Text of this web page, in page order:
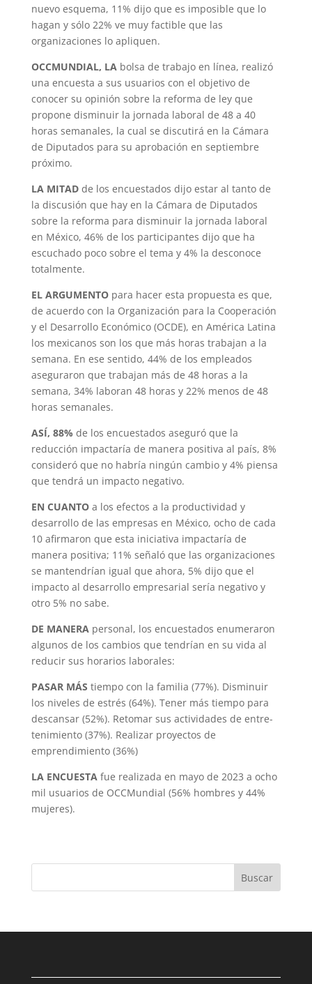
nuevo esquema, 11% dijo que es imposible que lo
hagan y sólo 22% ve muy factible que las
organizaciones lo apliquen.
OCCMUNDIAL, LA bolsa de trabajo en línea, realizó
una encuesta a sus usuarios con el objetivo de
conocer su opinión sobre la reforma de ley que
propone disminuir la jornada laboral de 48 a 40
horas semanales, la cual se discutirá en la Cámara
de Dipu­tados para su aprobación en septiembre
próximo.
LA MITAD de los encuestados dijo estar al tanto de
la discusión que hay en la Cámara de Diputados
sobre la reforma para disminuir la jornada laboral
en Mé­xico, 46% de los participantes dijo que ha
escuchado poco sobre el tema y 4% la desconoce
totalmente.
EL ARGUMENTO para hacer esta propuesta es que,
de acuerdo con la Organización para la Cooperación
y el Desarrollo Económico (OCDE), en Amé­rica Latina
los mexicanos son los que más horas trabajan a la
semana. En ese sentido, 44% de los empleados
aseguraron que trabajan más de 48 horas a la
semana, 34% laboran 48 horas y 22% menos de 48
horas semanales.
ASÍ, 88% de los encuestados aseguró que la
reducción impactaría de manera positiva al país, 8%
consideró que no habría ningún cambio y 4% piensa
que tendrá un impacto negativo.
EN CUANTO a los efectos a la pro­ductividad y
desarrollo de las empresas en México, ocho de cada
10 afirmaron que esta iniciativa impactaría de
manera posi­tiva; 11% señaló que las organizaciones
se mantendrían igual que ahora, 5% dijo que el
impacto al desarrollo empresarial sería negativo y
otro 5% no sabe.
DE MANERA personal, los encuestados enumeraron
algunos de los cambios que tendrían en su vida al
reducir sus horarios laborales:
PASAR MÁS tiempo con la familia (77%). Disminuir
los niveles de estrés (64%). Tener más tiempo para
descansar (52%). Retomar sus actividades de entre­
tenimiento (37%). Realizar proyectos de
emprendimiento (36%)
LA ENCUESTA fue realizada en mayo de 2023 a ocho
mil usuarios de OCCMun­dial (56% hombres y 44%
mujeres).
Buscar